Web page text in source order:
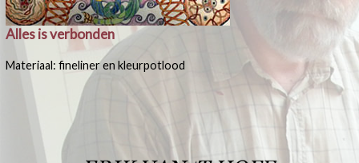
Alles is verbonden
Materiaal: fineliner en kleurpotlood